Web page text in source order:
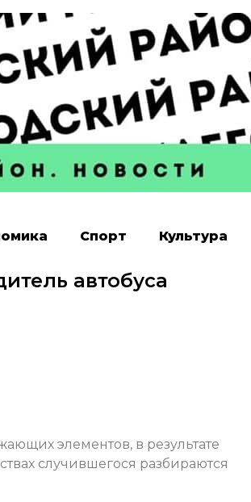
Спорт Культура
автобуса
элементов, в результате
случившегося разбираются